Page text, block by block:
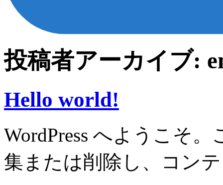
投稿者アーカイブ:
Hello world!
WordPress へようこそ
集または削除し、コン